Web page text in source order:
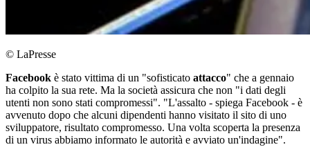
© LaPresse
Facebook è stato vittima di un "sofisticato attacco" che a gennaio
ha colpito la sua rete. Ma la società assicura che non "i dati degli
utenti non sono stati compromessi". "L'assalto - spiega Facebook - è
avvenuto dopo che alcuni dipendenti hanno visitato il sito di uno
sviluppatore, risultato compromesso. Una volta scoperta la presenza
di un virus abbiamo informato le autorità e avviato un'indagine".